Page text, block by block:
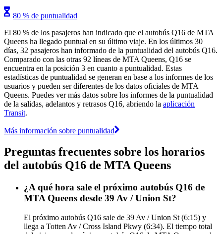
80 % de puntualidad
El 80 % de los pasajeros han indicado que el autobús Q16 de MTA
Queens ha llegado puntual en su último viaje. En los últimos 30
días, 32 pasajeros han informado de la puntualidad del autobús Q16.
Comparado con las otras 92 líneas de MTA Queens, Q16 se
encuentra en la posición 3 en cuanto a puntualidad. Estas
estadísticas de puntualidad se generan en base a los informes de los
usuarios y pueden ser diferentes de los datos oficiales de MTA
Queens. Puedes ver más datos sobre los informes de la puntualidad
de la salidas, adelantos y retrasos Q16, abriendo la aplicación
Transit.
Más información sobre puntualidad
Preguntas frecuentes sobre los horarios
del autobús Q16 de MTA Queens
¿A qué hora sale el próximo autobús Q16 de
MTA Queens desde 39 Av / Union St?
El próximo autobús Q16 sale de 39 Av / Union St (6:15) y
llega a Totten Av / Cross Island Pkwy (6:34). El tiempo total